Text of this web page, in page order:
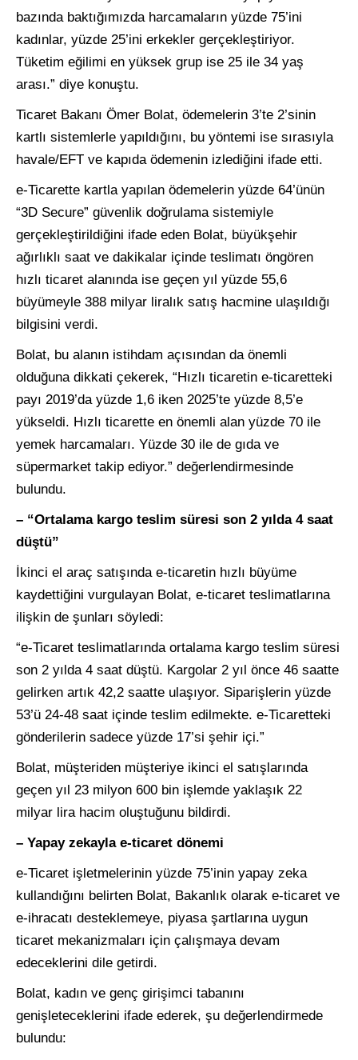
bazında baktığımızda harcamaların yüzde 75’ini
kadınlar, yüzde 25’ini erkekler gerçekleştiriyor.
Tüketim eğilimi en yüksek grup ise 25 ile 34 yaş
arası.” diye konuştu.
Ticaret Bakanı Ömer Bolat, ödemelerin 3’te 2’sinin
kartlı sistemlerle yapıldığını, bu yöntemi ise sırasıyla
havale/EFT ve kapıda ödemenin izlediğini ifade etti.
e-Ticarette kartla yapılan ödemelerin yüzde 64’ünün
“3D Secure” güvenlik doğrulama sistemiyle
gerçekleştirildiğini ifade eden Bolat, büyükşehir
ağırlıklı saat ve dakikalar içinde teslimatı öngören
hızlı ticaret alanında ise geçen yıl yüzde 55,6
büyümeyle 388 milyar liralık satış hacmine ulaşıldığı
bilgisini verdi.
Bolat, bu alanın istihdam açısından da önemli
olduğuna dikkati çekerek, “Hızlı ticaretin e-ticaretteki
payı 2019’da yüzde 1,6 iken 2025’te yüzde 8,5’e
yükseldi. Hızlı ticarette en önemli alan yüzde 70 ile
yemek harcamaları. Yüzde 30 ile de gıda ve
süpermarket takip ediyor.” değerlendirmesinde
bulundu.
– “Ortalama kargo teslim süresi son 2 yılda 4 saat
düştü”
İkinci el araç satışında e-ticaretin hızlı büyüme
kaydettiğini vurgulayan Bolat, e-ticaret teslimatlarına
ilişkin de şunları söyledi:
“e-Ticaret teslimatlarında ortalama kargo teslim süresi
son 2 yılda 4 saat düştü. Kargolar 2 yıl önce 46 saatte
gelirken artık 42,2 saatte ulaşıyor. Siparişlerin yüzde
53’ü 24-48 saat içinde teslim edilmekte. e-Ticaretteki
gönderilerin sadece yüzde 17’si şehir içi.”
Bolat, müşteriden müşteriye ikinci el satışlarında
geçen yıl 23 milyon 600 bin işlemde yaklaşık 22
milyar lira hacim oluştuğunu bildirdi.
– Yapay zekayla e-ticaret dönemi
e-Ticaret işletmelerinin yüzde 75’inin yapay zeka
kullandığını belirten Bolat, Bakanlık olarak e-ticaret ve
e-ihracatı desteklemeye, piyasa şartlarına uygun
ticaret mekanizmaları için çalışmaya devam
edeceklerini dile getirdi.
Bolat, kadın ve genç girişimci tabanını
genişleteceklerini ifade ederek, şu değerlendirmede
bulundu: